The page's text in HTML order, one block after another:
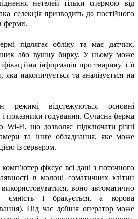
нетелей тільки спермою від
селекція призводить до постійного
ферми.
підлягає обліку та має датчик,
або вушну бирку. У ньому може
інформація про тварину і її
яка накопичується та аналізується на
режимі відстежуються основні
і показники годування. Сучасна ферма
Wi-Fi, що дозволяє підключати різні
та інше обладнання, яке може
із сервером.
фіксує всі дані з поточного
в молоці соматичних клітин
воно автоматично
ємність і бракується, а корова
Під час доїння оператор може